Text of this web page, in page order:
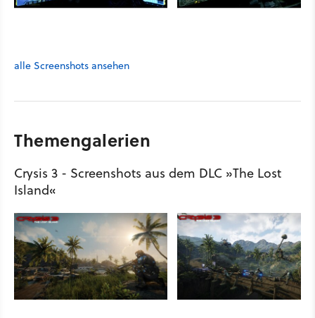
alle Screenshots ansehen
Themengalerien
Crysis 3 - Screenshots aus dem DLC »The Lost
Island«